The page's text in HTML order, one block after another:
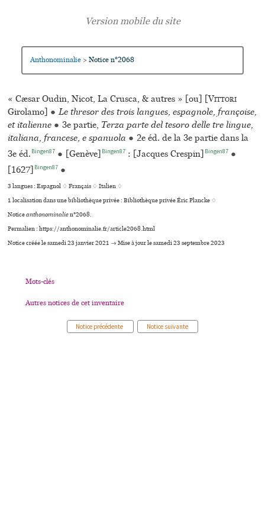
Anthonominalie > Notice n°2068
« Cæsar Oudin, Nicot, La Crusca, & autres » [ou] [Vittori
Girolamo] ● Le thresor des trois langues, espagnole, françoise,
et italienne ● 3e partie, Terza parte del tesoro delle tre lingue,
italiana, francese, e spanuola ● 2e éd. de la 3e partie dans la
3e éd. Bingen87 ● [Genève] Bingen87 : [Jacques Crespin] Bingen87 ●
[1627] Bingen87 ●
3 langues :Espagnol ♢Français ♢Italien ♢
1 localisation dans une bibliothèque privée : Bibliothèque privée Éric Plancke ♢
Noticeanthonominalien°2068.
Permalien : https://anthonominalie.fr/article2068.html
Notice créée le samedi 23 janvier 2021 → Mise à jour le samedi 23 septembre 2023
Mots-clés
Autres notices de cet inventaire
Notice précédente Notice suivante